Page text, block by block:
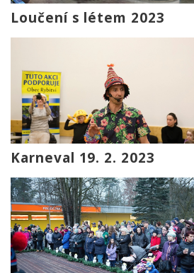
Loučení s létem 2023
Karneval 19. 2. 2023